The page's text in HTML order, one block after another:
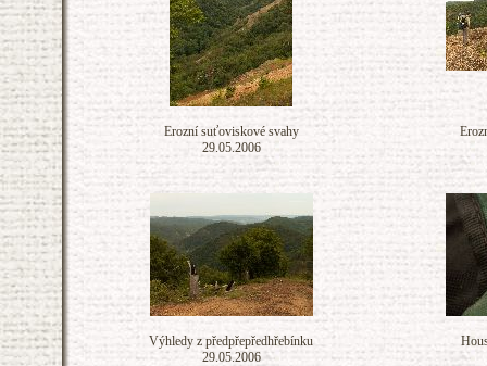
Erozní suťoviskové svahy
29.05.2006
Výhledy z předpřepředhřebínku
29.05.2006